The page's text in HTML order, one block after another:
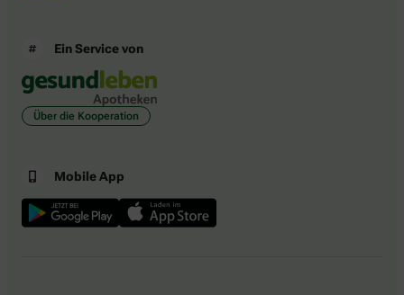
Ein Service von
Über die Kooperation
Mobile App